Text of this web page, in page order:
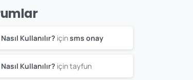
Kullanılır? içinsms onay
Kullanılır? içintayfun